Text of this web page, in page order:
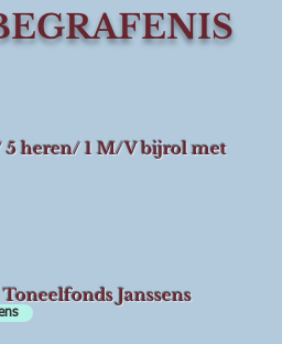
5 heren/ 1 M/V bijrol met
Janssens